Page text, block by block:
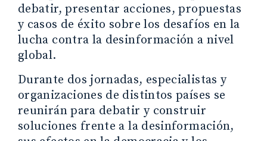
debatir, presentar acciones, propuestas
y casos de éxito sobre los desafíos en la
lucha contra la desinformación a nivel
global.
Durante dos jornadas, especialistas y
organizaciones de distintos países se
reunirán para debatir y construir
soluciones frente a la desinformación,